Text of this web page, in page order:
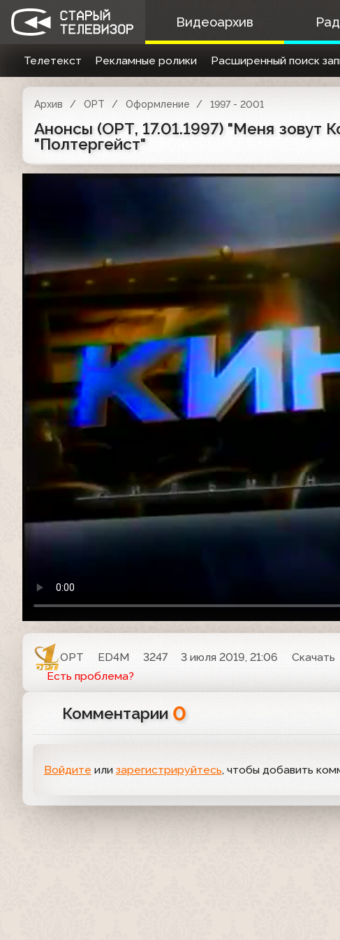
Видеоархив
Телетекст Рекламные ролики Расширенный поиск
Архив ОРТ Оформление 1997 - 2001
Анонсы (ОРТ, 17.01.1997) "Меня зовут
"Полтергейст"
ОРТ ED4M 3247 3 июля 2019, 21:06
Скачать
Есть проблема?
Комментарии 0
Войдите или зарегистрируйтесь, чтобы добавить